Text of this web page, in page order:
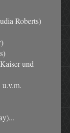
Roberts)
und